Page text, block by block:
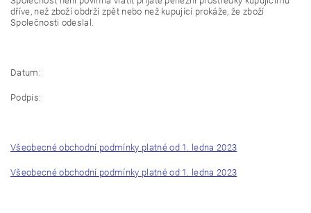
dříve, než zboží obdrží zpět nebo než kupující prokáže, že zboží
Společnosti odeslal.
Datum:
Podpis:
Všeobecné obchodní podmínky platné od 1. ledna 2023
Všeobecné obchodní podmínky platné od 1. ledna 2023